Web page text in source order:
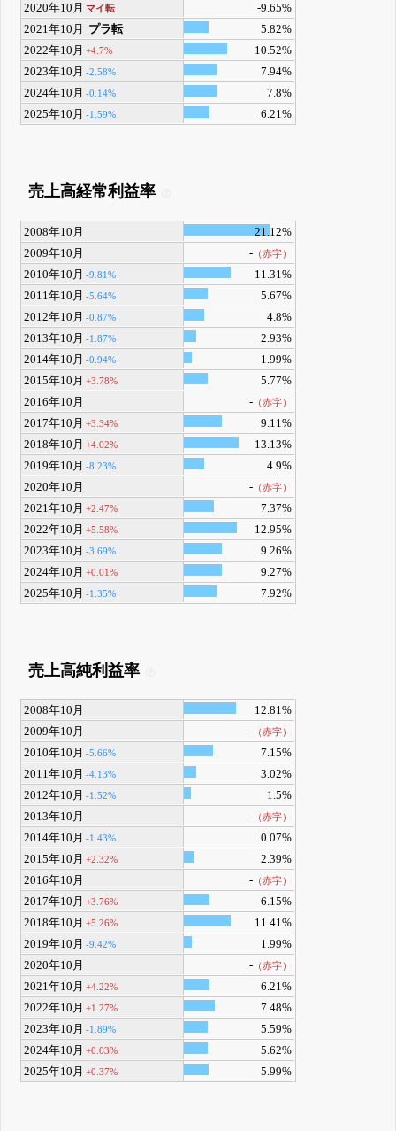
2020年10月 マイ転
-9.65%
2021年10月
プラ転
5.82%
2022年10月 +4.7%
10.52%
2023年10月 -2.58%
7.94%
2024年10月 -0.14%
7.8%
2025年10月 -1.59% 6.21%
売上高経常利益率
2008年10月
21.12%
2009年10月
- （赤字）
2010年10月 -9.81%
11.31%
2011年10月 -5.64%
5.67%
2012年10月 -0.87%
4.8%
2013年10月 -1.87%
2.93%
2014年10月 -0.94%
1.99%
2015年10月 +3.78%
5.77%
2016年10月
- （赤字）
2017年10月 +3.34%
9.11%
2018年10月 +4.02%
13.13%
2019年10月 -8.23%
4.9%
2020年10月
- （赤字）
2021年10月 +2.47%
7.37%
2022年10月 +5.58%
12.95%
2023年10月 -3.69%
9.26%
2024年10月 +0.01%
9.27%
2025年10月 -1.35% 7.92%
売上高純利益率
2008年10月
12.81%
2009年10月
- （赤字）
2010年10月 -5.66%
7.15%
2011年10月 -4.13%
3.02%
2012年10月 -1.52%
1.5%
2013年10月
- （赤字）
2014年10月 -1.43%
0.07%
2015年10月 +2.32%
2.39%
2016年10月
- （赤字）
2017年10月 +3.76%
6.15%
2018年10月 +5.26%
11.41%
2019年10月 -9.42%
1.99%
2020年10月
- （赤字）
2021年10月 +4.22%
6.21%
2022年10月 +1.27%
7.48%
2023年10月 -1.89%
5.59%
2024年10月 +0.03%
5.62%
2025年10月 +0.37% 5.99%